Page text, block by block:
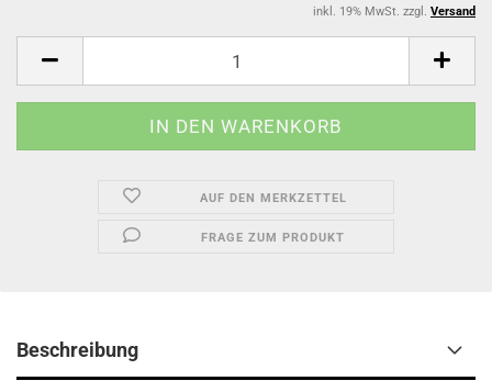
inkl. 19% MwSt. zzgl. Versand
AUF DEN MERKZETTEL
FRAGE ZUM PRODUKT
Beschreibung